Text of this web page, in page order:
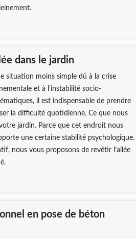
dans le jardin
situation moins simple dû à la crise
et à l’instabilité socio-
il est indispensable de prendre
la difficulté quotidienne. Ce que nous
jardin. Parce que cet endroit nous
une certaine stabilité psychologique.
nous vous proposons de revêtir l’allée
en pose de béton